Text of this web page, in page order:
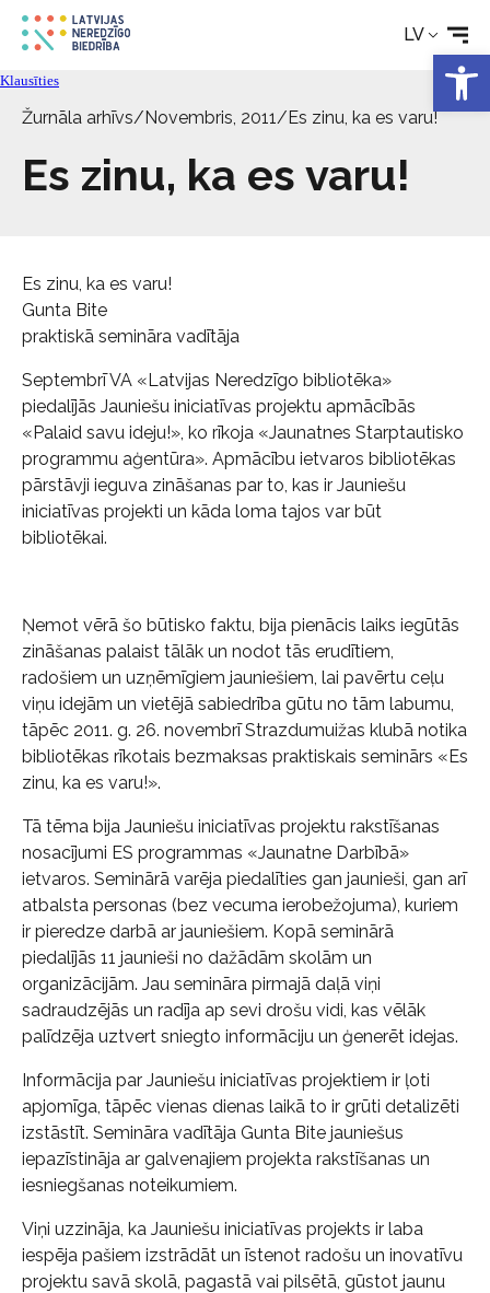
LV
Aktualitātes
Pakalpojumi
Par biedrību
Klausīties
Žurnāla arhīvs/Novembris, 2011/Es zinu, ka es varu!
Es zinu, ka es varu!
Es zinu, ka es varu!
Gunta Bite
praktiskā semināra vadītāja
Septembrī VA «Latvijas Neredzīgo bibliotēka»
piedalījās Jauniešu iniciatīvas projektu apmācībās
«Palaid savu ideju!», ko rīkoja «Jaunatnes Starptautisko
programmu aģentūra». Apmācību ietvaros bibliotēkas
pārstāvji ieguva zināšanas par to, kas ir Jauniešu
iniciatīvas projekti un kāda loma tajos var būt
bibliotēkai.
Ņemot vērā šo būtisko faktu, bija pienācis laiks iegūtās
zināšanas palaist tālāk un nodot tās erudītiem,
radošiem un uzņēmīgiem jauniešiem, lai pavērtu ceļu
viņu idejām un vietējā sabiedrība gūtu no tām labumu,
tāpēc 2011. g. 26. novembrī Strazdumuižas klubā notika
bibliotēkas rīkotais bezmaksas praktiskais seminārs «Es
zinu, ka es varu!».
Tā tēma bija Jauniešu iniciatīvas projektu rakstīšanas
nosacījumi ES programmas «Jaunatne Darbībā»
ietvaros. Seminārā varēja piedalīties gan jaunieši, gan arī
atbalsta personas (bez vecuma ierobežojuma), kuriem
ir pieredze darbā ar jauniešiem. Kopā seminārā
piedalījās 11 jaunieši no dažādām skolām un
organizācijām. Jau semināra pirmajā daļā viņi
sadraudzējās un radīja ap sevi drošu vidi, kas vēlāk
palīdzēja uztvert sniegto informāciju un ģenerēt idejas.
Informācija par Jauniešu iniciatīvas projektiem ir ļoti
apjomīga, tāpēc vienas dienas laikā to ir grūti detalizēti
izstāstīt. Semināra vadītāja Gunta Bite jauniešus
iepazīstināja ar galvenajiem projekta rakstīšanas un
iesniegšanas noteikumiem.
Viņi uzzināja, ka Jauniešu iniciatīvas projekts ir laba
iespēja pašiem izstrādāt un īstenot radošu un inovatīvu
projektu savā skolā, pagastā vai pilsētā, gūstot jaunu